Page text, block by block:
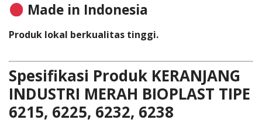
Made in Indonesia
Produk lokal berkualitas tinggi.
Spesifikasi Produk KERANJANG
INDUSTRI MERAH BIOPLAST TIPE
6215, 6225, 6232, 6238